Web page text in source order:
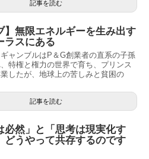
記事を読む
】無限エネルギーを生み出す
ラスにある
ャンブルはP＆G創業者の直系の子孫
特権と権力の世界で育ち、プリンス
業したが、地球上の苦しみと貧困の
記事を読む
必然」と「思考は現実化す
どうやって共存するのです